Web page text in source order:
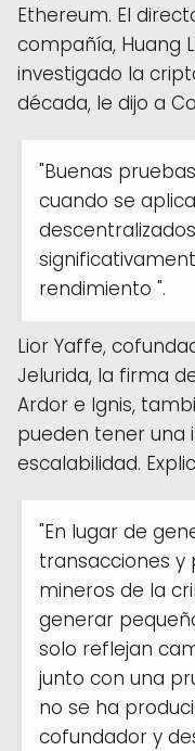
Ethereum. El
compañía, Huang
investigado la
década, le dijo a
"Buenas
cuando se
rendimiento ".
Lior Yaffe,
Jelurida, la firma
Ardor e Ignis,
pueden tener una
escalabilidad.
"En lugar de
transacciones y
mineros de la
generar
solo reflejan
junto con una
no se ha
cofundador y